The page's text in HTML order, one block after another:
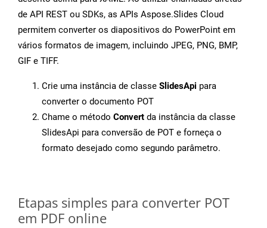
de API REST ou SDKs, as APIs Aspose.Slides Cloud
permitem converter os diapositivos do PowerPoint em
vários formatos de imagem, incluindo JPEG, PNG, BMP,
GIF e TIFF.
Crie uma instância de classe SlidesApi para
converter o documento POT
Chame o método Convert da instância da classe
SlidesApi para conversão de POT e forneça o
formato desejado como segundo parâmetro.
Etapas simples para converter POT
em PDF online